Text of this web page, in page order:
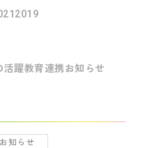
2019
活躍教育連携お知らせ
お知らせ